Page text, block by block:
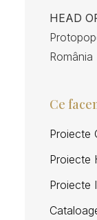
HEAD
România
Ce
Proiecte
Proiecte
Proiecte